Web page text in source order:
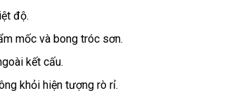
độ.
mốc và bong tróc sơn.
kết cấu.
khỏi hiện tượng rò rỉ.